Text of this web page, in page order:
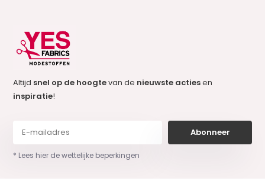
Altijd snel op de hoogtevan de nieuwste actiesen
inspiratie!
Abonneer
* Lees hier de wettelijke beperkingen